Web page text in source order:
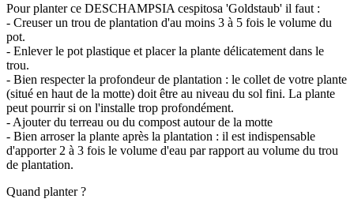
Pour planter ce DESCHAMPSIA cespitosa 'Goldstaub' il faut :
- Creuser un trou de plantation d'au moins 3 à 5 fois le volume du
pot.
- Enlever le pot plastique et placer la plante délicatement dans le
trou.
- Bien respecter la profondeur de plantation : le collet de votre plante
(situé en haut de la motte) doit être au niveau du sol fini. La plante
peut pourrir si on l'installe trop profondément.
- Ajouter du terreau ou du compost autour de la motte
- Bien arroser la plante après la plantation : il est indispensable
d'apporter 2 à 3 fois le volume d'eau par rapport au volume du trou
de plantation.
Quand planter ?